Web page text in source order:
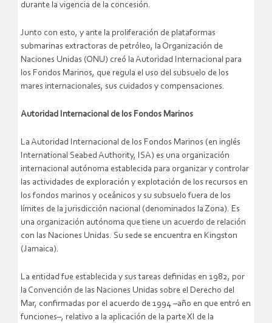
durante la vigencia de la concesión.
Junto con esto, y ante la proliferación de plataformas
submarinas extractoras de petróleo, la Organización de
Naciones Unidas (ONU) creó la Autoridad Internacional para
los Fondos Marinos, que regula el uso del subsuelo de los
mares internacionales, sus cuidados y compensaciones.
Autoridad Internacional de los Fondos Marinos
La Autoridad Internacional de los Fondos Marinos (en inglés
International Seabed Authority, ISA) es una organización
internacional autónoma establecida para organizar y controlar
las actividades de exploración y explotación de los recursos en
los fondos marinos y oceánicos y su subsuelo fuera de los
límites de la jurisdicción nacional (denominados la Zona). Es
una organización autónoma que tiene un acuerdo de relación
con las Naciones Unidas. Su sede se encuentra en Kingston
(Jamaica).
La entidad fue establecida y sus tareas definidas en 1982, por
la Convención de las Naciones Unidas sobre el Derecho del
Mar, confirmadas por el acuerdo de 1994 –año en que entró en
funciones–, relativo a la aplicación de la parte XI de la